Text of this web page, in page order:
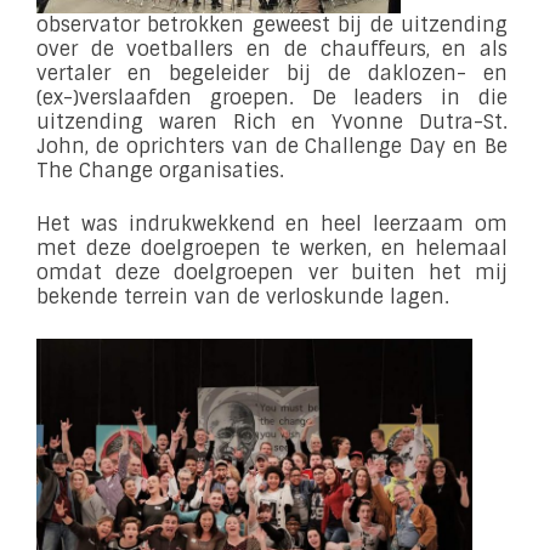
observator betrokken geweest bij de uitzending
over de voetballers en de chauffeurs, en als
vertaler en begeleider bij de daklozen- en
(ex-)verslaafden groepen. De leaders in die
uitzending waren Rich en Yvonne Dutra-St.
John, de oprichters van de Challenge Day en Be
The Change organisaties.
Het was indrukwekkend en heel leerzaam om
met deze doelgroepen te werken, en helemaal
omdat deze doelgroepen ver buiten het mij
bekende terrein van de verloskunde lagen.